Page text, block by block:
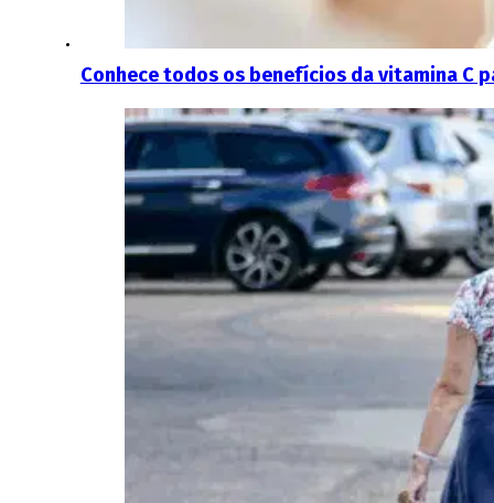
Conhece todos os benefícios da vitamina C